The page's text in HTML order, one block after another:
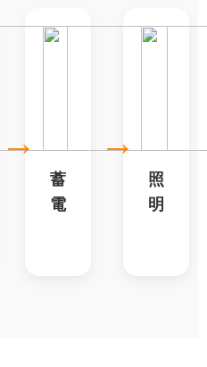
→
蓄
電
→
照
明